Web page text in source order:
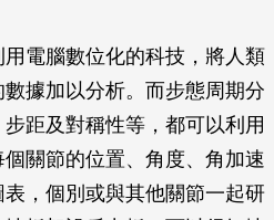
電腦數位化的科技，將人類
據加以分析。而步態周期分
距及對稱性等，都可以利用
關節的位置、角度、角加速
，個別或與其他關節一起研